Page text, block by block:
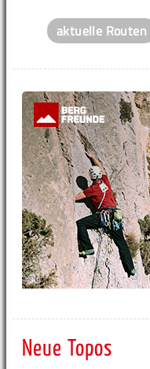
aktuelle Routen
Neue Topos